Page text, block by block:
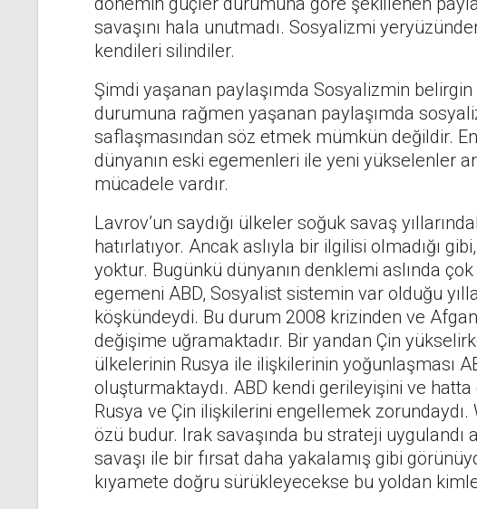
savaşını hala unutmadı. Sosyalizmi
kendileri silindiler.
Şimdi yaşanan paylaşımda Sosyalizmin belirgin
durumuna rağmen yaşanan paylaşımda
saflaşmasından söz etmek mümkün değildir.
dünyanın eski egemenleri ile yeni yükselenler
mücadele vardır.
Lavrov’un saydığı ülkeler soğuk savaş
hatırlatıyor. Ancak aslıyla bir ilgilisi olmadığı
yoktur. Bugünkü dünyanın denklemi aslında
egemeni ABD, Sosyalist sistemin var olduğu
köşkündeydi. Bu durum 2008 krizinden ve
değişime uğramaktadır. Bir yandan Çin
ülkelerinin Rusya ile ilişkilerinin yoğunlaşması
oluşturmaktaydı. ABD kendi gerileyişini ve
Rusya ve Çin ilişkilerini engellemek zorundaydı.
özü budur. Irak savaşında bu strateji uygulandı
savaşı ile bir fırsat daha yakalamış gibi
kıyamete doğru sürükleyecekse bu yoldan